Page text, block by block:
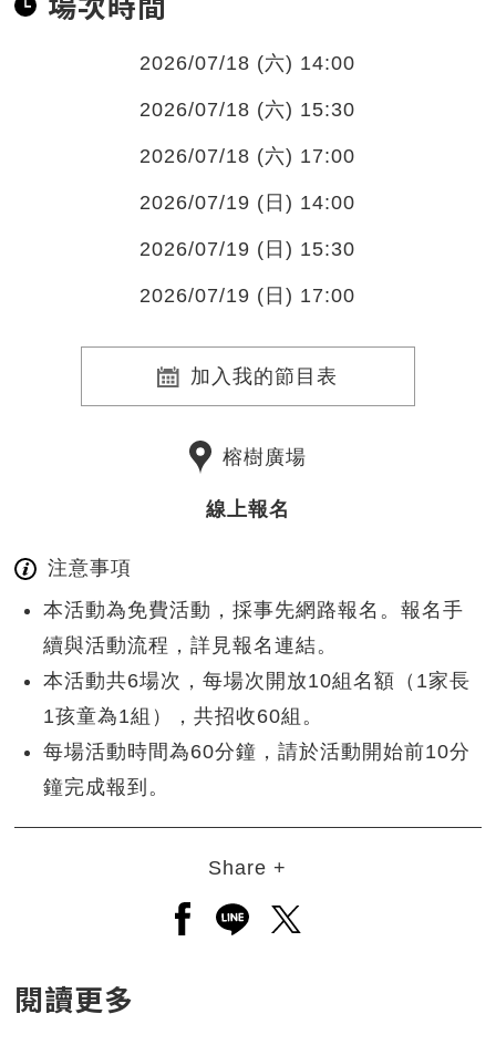
2026/07/18 (六) 14:00
2026/07/18 (六) 15:30
2026/07/18 (六) 17:00
2026/07/19 (日) 14:00
2026/07/19 (日) 15:30
2026/07/19 (日) 17:00
加入我的節目表
榕樹廣場
線上報名
注意事項
本活動為免費活動，採事先網路報名。報名手
續與活動流程，詳見報名連結。
本活動共6場次，每場次開放10組名額（1家長
1孩童為1組），共招收60組。
每場活動時間為60分鐘，請於活動開始前10分
鐘完成報到。
Share +
另開新視窗分享至facebook
另開新視窗分享至line
另開新視窗分享至
閱讀更多